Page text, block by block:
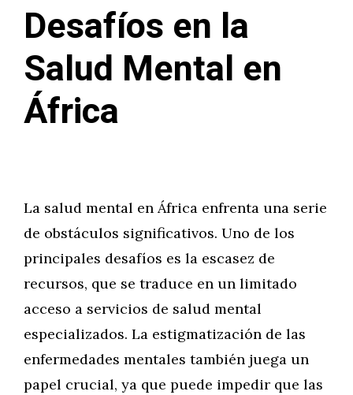
Desafíos en la
Salud Mental en
África
La salud mental en África enfrenta una serie
de obstáculos significativos. Uno de los
principales desafíos es la escasez de
recursos, que se traduce en un limitado
acceso a servicios de salud mental
especializados. La estigmatización de las
enfermedades mentales también juega un
papel crucial, ya que puede impedir que las